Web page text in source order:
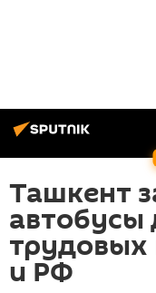
Ташкент
автобусы
трудовых
и РФ